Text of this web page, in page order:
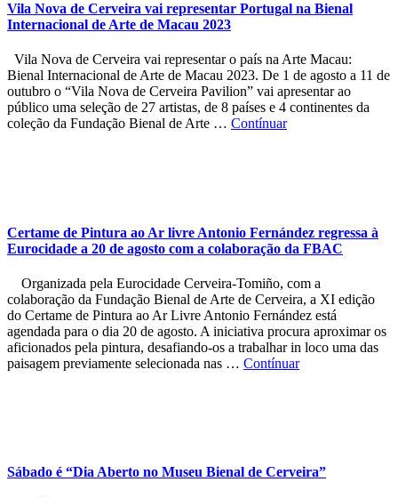
Vila Nova de Cerveira vai representar Portugal na Bienal
Internacional de Arte de Macau 2023
Vila Nova de Cerveira vai representar o país na Arte Macau:
Bienal Internacional de Arte de Macau 2023. De 1 de agosto a 11 de
outubro o “Vila Nova de Cerveira Pavilion” vai apresentar ao
público uma seleção de 27 artistas, de 8 países e 4 continentes da
coleção da Fundação Bienal de Arte … Contínuar
Certame de Pintura ao Ar livre Antonio Fernández regressa à
Eurocidade a 20 de agosto com a colaboração da FBAC
Organizada pela Eurocidade Cerveira-Tomiño, com a
colaboração da Fundação Bienal de Arte de Cerveira, a XI edição
do Certame de Pintura ao Ar Livre Antonio Fernández está
agendada para o dia 20 de agosto. A iniciativa procura aproximar os
aficionados pela pintura, desafiando-os a trabalhar in loco uma das
paisagem previamente selecionada nas … Contínuar
Sábado é “Dia Aberto no Museu Bienal de Cerveira”